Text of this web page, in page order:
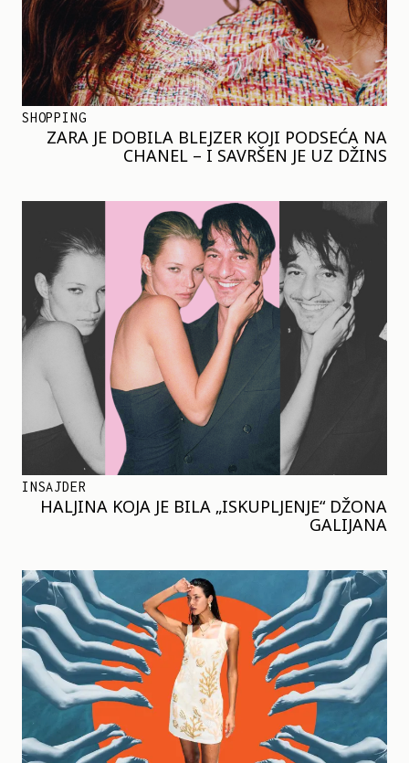
SHOPPING
ZARA JE DOBILA BLEJZER KOJI PODSEĆA NA
CHANEL – I SAVRŠEN JE UZ DŽINS
INSAJDER
HALJINA KOJA JE BILA „ISKUPLJENJE“ DŽONA
GALIJANA